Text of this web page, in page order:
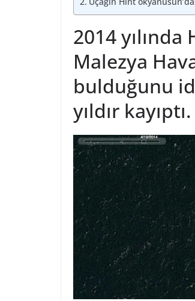
2014
Malezya
bulduğunu
yıldır kayıptı.